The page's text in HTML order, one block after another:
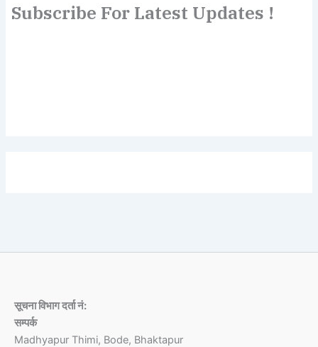
Subscribe For Latest Updates !
सूचना विभाग दर्ता नं:
सम्पर्क
Madhyapur Thimi, Bode, Bhaktapur